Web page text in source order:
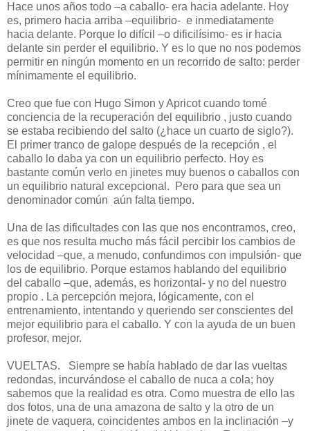
Hace unos años todo –a caballo- era hacia adelante. Hoy
es, primero hacia arriba –equilibrio- e inmediatamente
hacia delante. Porque lo difícil –o dificilísimo- es ir hacia
delante sin perder el equilibrio. Y es lo que no nos podemos
permitir en ningún momento en un recorrido de salto: perder
mínimamente el equilibrio.
Creo que fue con Hugo Simon y Apricot cuando tomé
conciencia de la recuperación del equilibrio , justo cuando
se estaba recibiendo del salto (¿hace un cuarto de siglo?).
El primer tranco de galope después de la recepción , el
caballo lo daba ya con un equilibrio perfecto. Hoy es
bastante común verlo en jinetes muy buenos o caballos con
un equilibrio natural excepcional.
Pero para que sea un
denominador común aún falta tiempo.
Una de las dificultades con las que nos encontramos, creo,
es que nos resulta mucho más fácil percibir los cambios de
velocidad –que, a menudo, confundimos con impulsión- que
los de equilibrio. Porque estamos hablando del equilibrio
del caballo –que, además, es horizontal- y no del nuestro
propio . La percepción mejora, lógicamente, con el
entrenamiento, intentando y queriendo ser conscientes del
mejor equilibrio para el caballo. Y con la ayuda de un buen
profesor, mejor.
VUELTAS.
Siempre se había hablado de dar las vueltas
redondas, incurvándose el caballo de nuca a cola; hoy
sabemos que la realidad es otra. Como muestra de ello las
dos fotos, una de una amazona de salto y la otro de un
jinete de vaquera, coincidentes ambos en la inclinación –y